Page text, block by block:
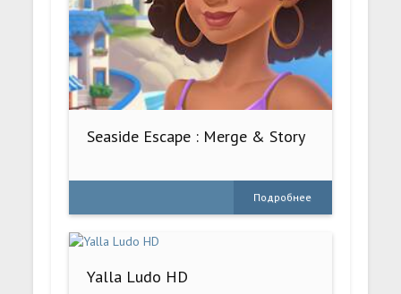
Seaside Escape : Merge & Story
Подробнее
Yalla Ludo HD